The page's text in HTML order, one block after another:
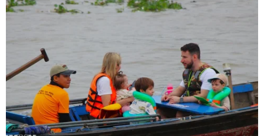
Bà ta sẽbị khởi tố theo luật bảo vệ trẻ em" - lãnh
đạo lực lượng cảnh sát điều tra NamJakarta là
Hermawan cho biết - "Người đàn bà này nói
rằng bà ta chưa bao giờchấp nhận cuộc hôn
nhân thứ hai của con chồng, cũng như đứa trẻ
sinh ra từ cuộchôn nhân này."